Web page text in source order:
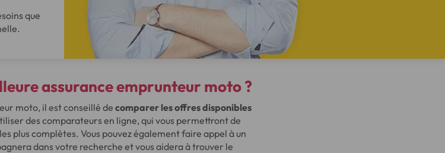
que
assurance emprunteur moto ?
moto, il est conseillé decomparer les offres disponibles
des comparateurs en ligne, qui vous permettront de
plus complètes. Vous pouvez également faire appel à un
dans votre recherche et vous aidera à trouver le